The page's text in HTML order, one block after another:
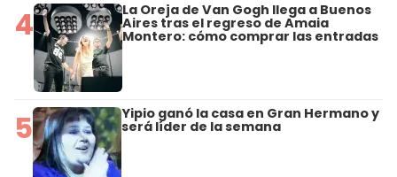
4 La Oreja de Van Gogh llega a Buenos
Aires tras el regreso de Amaia
Montero: cómo comprar las entradas
5 Yipio ganó la casa en Gran Hermano y
será líder de la semana